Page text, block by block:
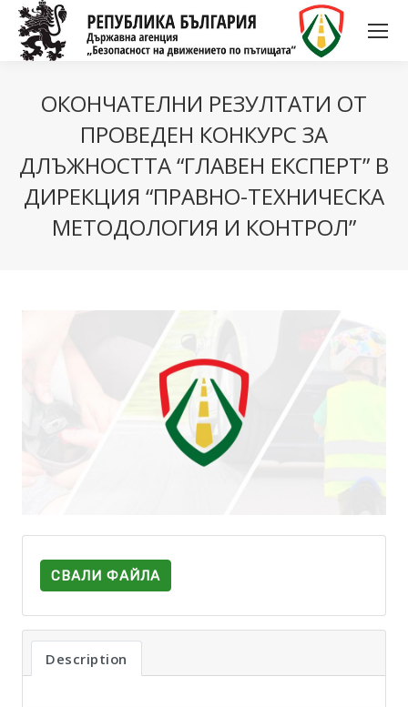
ОКОНЧАТЕЛНИ РЕЗУЛТАТИ ОТ
ПРОВЕДЕН КОНКУРС ЗА
ДЛЪЖНОСТТА “ГЛАВЕН ЕКСПЕРТ” В
ДИРЕКЦИЯ “ПРАВНО-ТЕХНИЧЕСКА
МЕТОДОЛОГИЯ И КОНТРОЛ”
СВАЛИ ФАЙЛА
Description